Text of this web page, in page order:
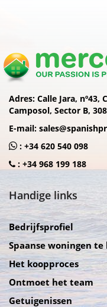
Adres: Calle Jara, nº43,
Camposol, Sector B,
E-mail:
: +34 620 540 098
: +34 968 199 188
Handige links
Bedrijfsprofiel
Spaanse woningen te
Het koopproces
Ontmoet het team
Getuigenissen